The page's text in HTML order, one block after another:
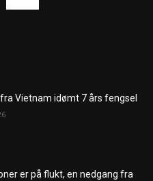
Vietnam idømt 7 års fengsel
er på flukt, en nedgang fra